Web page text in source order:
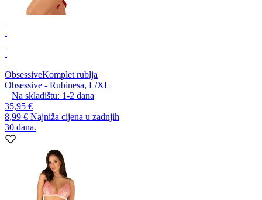
ObsessiveKomplet rublja
Obsessive - Rubinesa, L/XL
Na skladištu: 1-2 dana
35,95 €
8,99 € Najniža cijena u zadnjih
30 dana.